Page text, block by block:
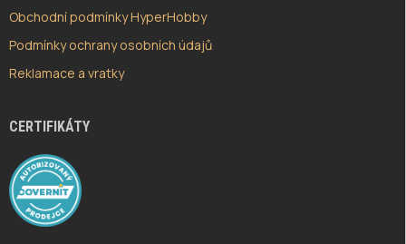
Obchodní podmínky HyperHobby
Podmínky ochrany osobních údajů
Reklamace a vratky
CERTIFIKÁTY